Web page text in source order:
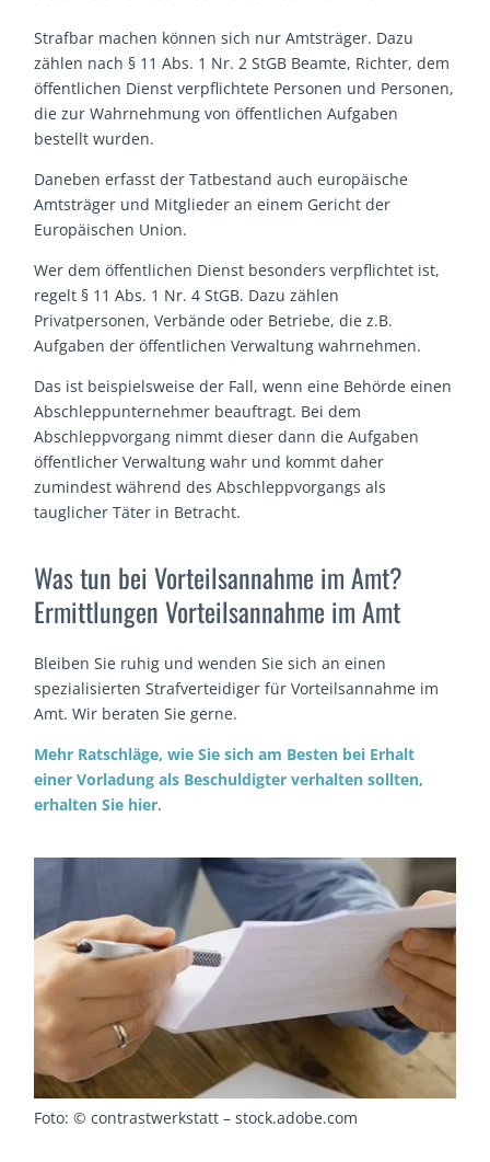
Strafbar machen können sich nur Amtsträger. Dazu
zählen nach § 11 Abs. 1 Nr. 2 StGB Beamte, Richter, dem
öffentlichen Dienst verpflichtete Personen und Personen,
die zur Wahrnehmung von öffentlichen Aufgaben
bestellt wurden.
Daneben erfasst der Tatbestand auch europäische
Amtsträger und Mitglieder an einem Gericht der
Europäischen Union.
Wer dem öffentlichen Dienst besonders verpflichtet ist,
regelt § 11 Abs. 1 Nr. 4 StGB. Dazu zählen
Privatpersonen, Verbände oder Betriebe, die z.B.
Aufgaben der öffentlichen Verwaltung wahrnehmen.
Das ist beispielsweise der Fall, wenn eine Behörde einen
Abschleppunternehmer beauftragt. Bei dem
Abschleppvorgang nimmt dieser dann die Aufgaben
öffentlicher Verwaltung wahr und kommt daher
zumindest während des Abschleppvorgangs als
tauglicher Täter in Betracht.
Was tun bei Vorteilsannahme im Amt?
Ermittlungen Vorteilsannahme im Amt
Bleiben Sie ruhig und wenden Sie sich an einen
spezialisierten Strafverteidiger für Vorteilsannahme im
Amt. Wir beraten Sie gerne.
Mehr Ratschläge, wie Sie sich am Besten bei Erhalt
einer Vorladung als Beschuldigter verhalten sollten,
erhalten Sie hier.
Foto: © contrastwerkstatt – stock.adobe.com